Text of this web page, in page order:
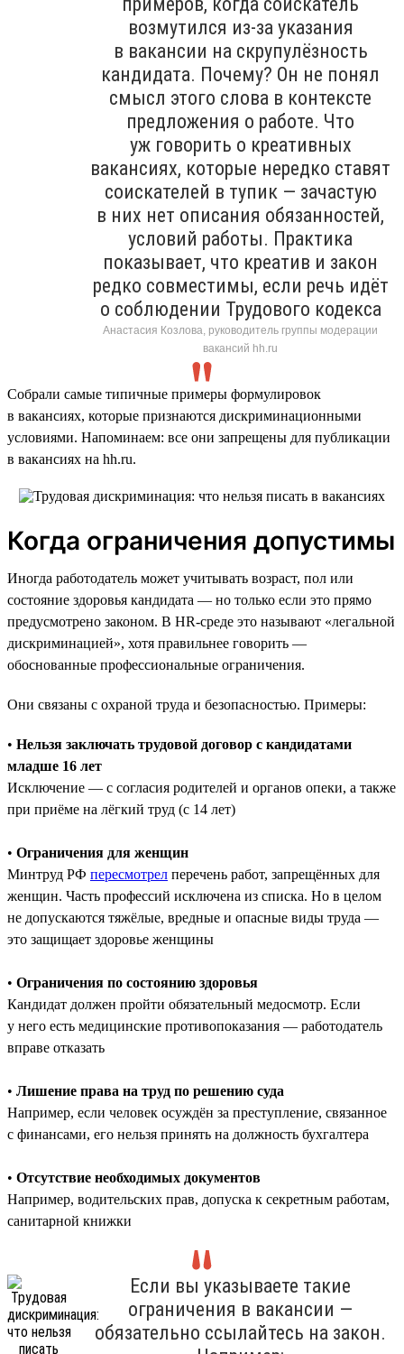
возмутился из-за указания
в вакансии на скрупулёзность
кандидата. Почему? Он не понял
смысл этого слова в контексте
предложения о работе. Что
уж говорить о креативных
вакансиях, которые нередко ставят
соискателей в тупик — зачастую
в них нет описания обязанностей,
условий работы. Практика
показывает, что креатив и закон
редко совместимы, если речь идёт
о соблюдении Трудового кодекса
Анастасия Козлова, руководитель группы модерации
вакансий hh.ru
Собрали самые типичные примеры формулировок
в вакансиях, которые признаются дискриминационными
условиями. Напоминаем: все они запрещены для публикации
в вакансиях на hh.ru.
Когда ограничения допустимы
Иногда работодатель может учитывать возраст, пол или
состояние здоровья кандидата — но только если это прямо
предусмотрено законом. В HR-среде это называют «легальной
дискриминацией», хотя правильнее говорить —
обоснованные профессиональные ограничения.
Они связаны с охраной труда и безопасностью. Примеры:
• Нельзя заключать трудовой договор с кандидатами
младше 16 лет
Исключение — с согласия родителей и органов опеки, а также
при приёме на лёгкий труд (с 14 лет)
• Ограничения для женщин
Минтруд РФ пересмотрел перечень работ, запрещённых для
женщин. Часть профессий исключена из списка. Но в целом
не допускаются тяжёлые, вредные и опасные виды труда —
это защищает здоровье женщины
• Ограничения по состоянию здоровья
Кандидат должен пройти обязательный медосмотр. Если
у него есть медицинские противопоказания — работодатель
вправе отказать
• Лишение права на труд по решению суда
Например, если человек осуждён за преступление, связанное
с финансами, его нельзя принять на должность бухгалтера
• Отсутствие необходимых документов
Например, водительских прав, допуска к секретным работам,
санитарной книжки
Если вы указываете такие
ограничения в вакансии —
обязательно ссылайтесь на закон.